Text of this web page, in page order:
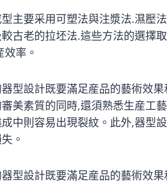
主要采用可塑法與注漿法.濕壓
古老的拉坯法.這些方法的選擇
率。
型設計既要滿足産品的藝術效
美素質的同時,還須熟悉生産工
中則容易出現裂紋。此外,器型
。
型設計既要滿足産品的藝術效